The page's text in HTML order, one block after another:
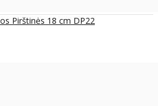
Pirštinės 18 cm DP22